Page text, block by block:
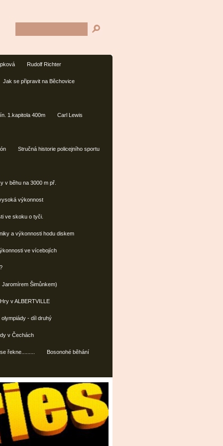
Rudolf Richter
Jak se připravit na Běchovice
1.kapitola 400m Carl Lewis
Stručná historie policejního sportu
v běhu na 3000 m př.
výkonnost
ve skoku o tyči.
a výkonnosti hodu diskem
ve vícebojích
Šimůnkem)
v ALBERTVILLE
olympiády - díl druhý
v Čechách
řekne......... Bosonohé běhání